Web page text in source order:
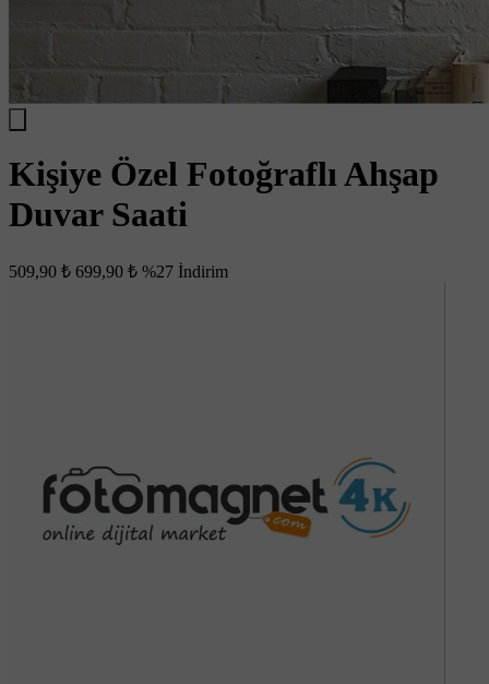
Kişiye Özel Fotoğraflı Ahşap
Duvar Saati
509,90 ₺ 699,90 ₺ %27 İndirim